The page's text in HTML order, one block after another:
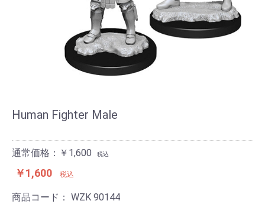
Human Fighter Male
通常価格：￥1,600 税込
￥1,600 税込
商品コード： WZK 90144